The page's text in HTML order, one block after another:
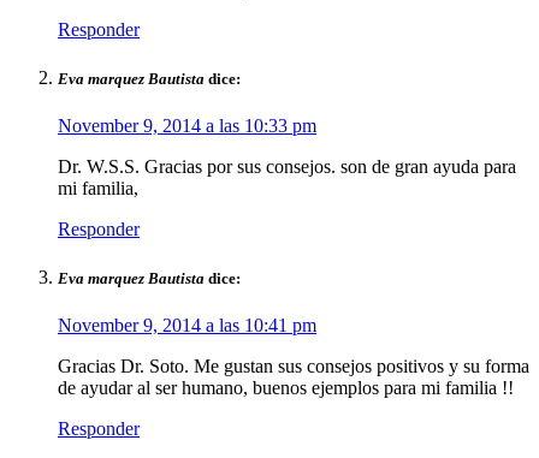
Responder
Eva marquez Bautista dice:
November 9, 2014 a las 10:33 pm
Dr. W.S.S. Gracias por sus consejos. son de gran ayuda para
mi familia,
Responder
Eva marquez Bautista dice:
November 9, 2014 a las 10:41 pm
Gracias Dr. Soto. Me gustan sus consejos positivos y su forma
de ayudar al ser humano, buenos ejemplos para mi familia !!
Responder